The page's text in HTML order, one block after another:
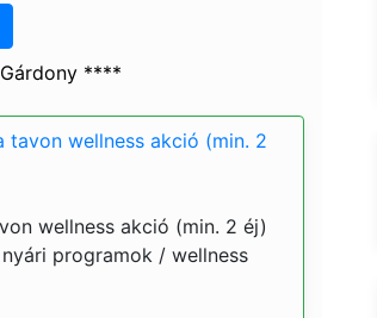
****
wellness akció (min. 2
wellness akció (min. 2 éj)
programok / wellness